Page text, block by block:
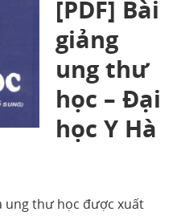
[PDF] Bài
giảng
ung thư
học – Đại
học Y Hà
ung thư học được xuất